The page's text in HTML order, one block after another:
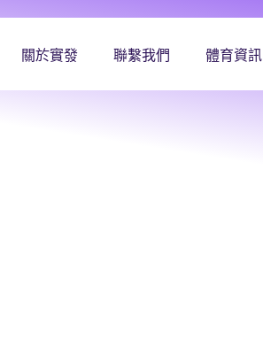
關於實發 聯繫我們 體育資訊